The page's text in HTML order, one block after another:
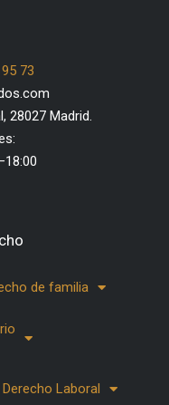
73
28027 Madrid.
de familia
Derecho Laboral